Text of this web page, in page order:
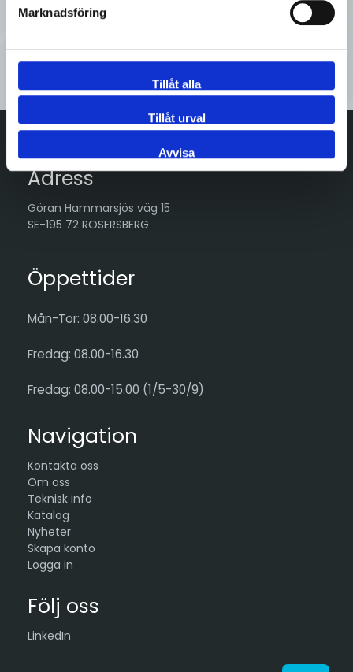
Marknadsföring
Tillåt alla
Tillåt urval
Avvisa
Sveflow, du är alltid välkommen!
Kontakta oss
Adress
Göran Hammarsjös väg 15
SE-195 72 ROSERSBERG
Öppettider
Mån-Tor: 08.00-16.30
Fredag: 08.00-16.30
Fredag: 08.00-15.00 (1/5-30/9)
Navigation
Kontakta oss
Om oss
Teknisk info
Katalog
Nyheter
Skapa konto
Logga in
Följ oss
LinkedIn